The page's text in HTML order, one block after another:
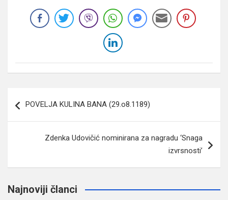
članaka
POVELJA KULINA BANA (29.o8.1189)
Zdenka Udovičić nominirana za nagradu ‘Snaga
izvrsnosti’
Najnoviji članci